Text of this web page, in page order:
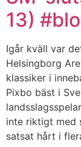
13)
Igår kväll var
Helsingborg
klassiker i
Pixbo bäst i
inte riktigt med
satsat hårt i